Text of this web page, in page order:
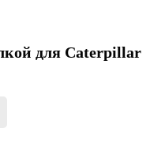
для Caterpillar